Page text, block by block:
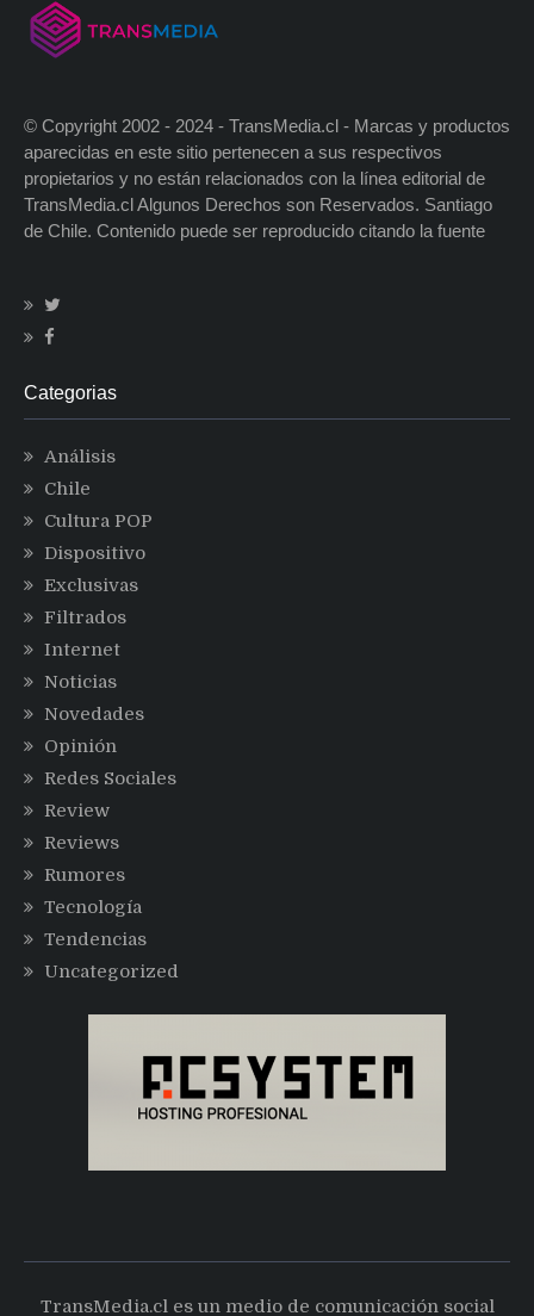
© Copyright 2002 - 2024 - TransMedia.cl - Marcas y productos
aparecidas en este sitio pertenecen a sus respectivos
propietarios y no están relacionados con la línea editorial de
TransMedia.cl Algunos Derechos son Reservados. Santiago
de Chile. Contenido puede ser reproducido citando la fuente
Categorias
Análisis
Chile
Cultura POP
Dispositivo
Exclusivas
Filtrados
Internet
Noticias
Novedades
Opinión
Redes Sociales
Review
Reviews
Rumores
Tecnología
Tendencias
Uncategorized
TransMedia.cl es un medio de comunicación social